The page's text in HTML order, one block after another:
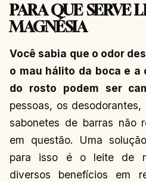
PARA QUE SERVE
MAGNÉSIA
Você sabia que o odor
o mau hálito da boca e a
do rosto podem ser
pessoas, os
sabonetes de barras não
em questão. Uma
para isso é o leite de
diversos benefícios em